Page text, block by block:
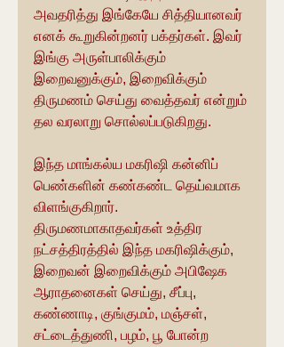
அவதரித்து இங்கேயே சித்தியானவர்
எனக் கூறுகின்றனர் பக்தர்கள். இவர்
இங்கு அருள்பாலிக்கும்
இறைவனுக்கும், இறைவிக்கும்
திருமணம் செய்து வைத்தவர் என்றும்
தல வரலாறு சொல்லப்படுகிறது.
இந்த மாங்கல்ய மகரிஷி கன்னிப்
பெண்களின் கண்கண்ட தெய்வமாக
விளங்குகிறார்.
திருமணமாகாதவர்கள் உத்திர
நட்சத்திரத்தில் இந்த மகரிஷிக்கும்,
இறைவன் இறைவிக்கும் அபிஷேக
ஆராதனைகள் செய்து, சீப்பு,
கண்ணாடி, குங்குமம், மஞ்சள்,
சட்டைத்துணி, பழம், பூ போன்ற